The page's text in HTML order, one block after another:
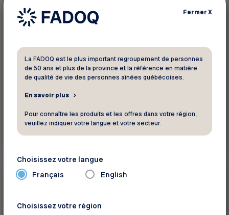
10 %
Véhicule
10% de rabais sur pratiquement tout en
magasin!
Voir ce rabais
FermerX
La FADOQ est le plus important regroupement de personnes
de 50 ans et plus de la province et la référence en matière
de qualité de vie des personnes aînées québécoises.
En savoir plus
Pour connaître les produits et les offres dans votre région,
veuillez indiquer votre langue et votre secteur.
Choisissez votre langue
Français English
Choisissez votre région